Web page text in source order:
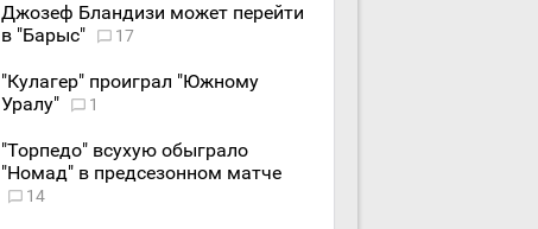
Джозеф Бландизи может перейти
в "Барыс"
17
"Кулагер" проиграл "Южному
Уралу"
1
"Торпедо" всухую обыграло
"Номад" в предсезонном матче
14